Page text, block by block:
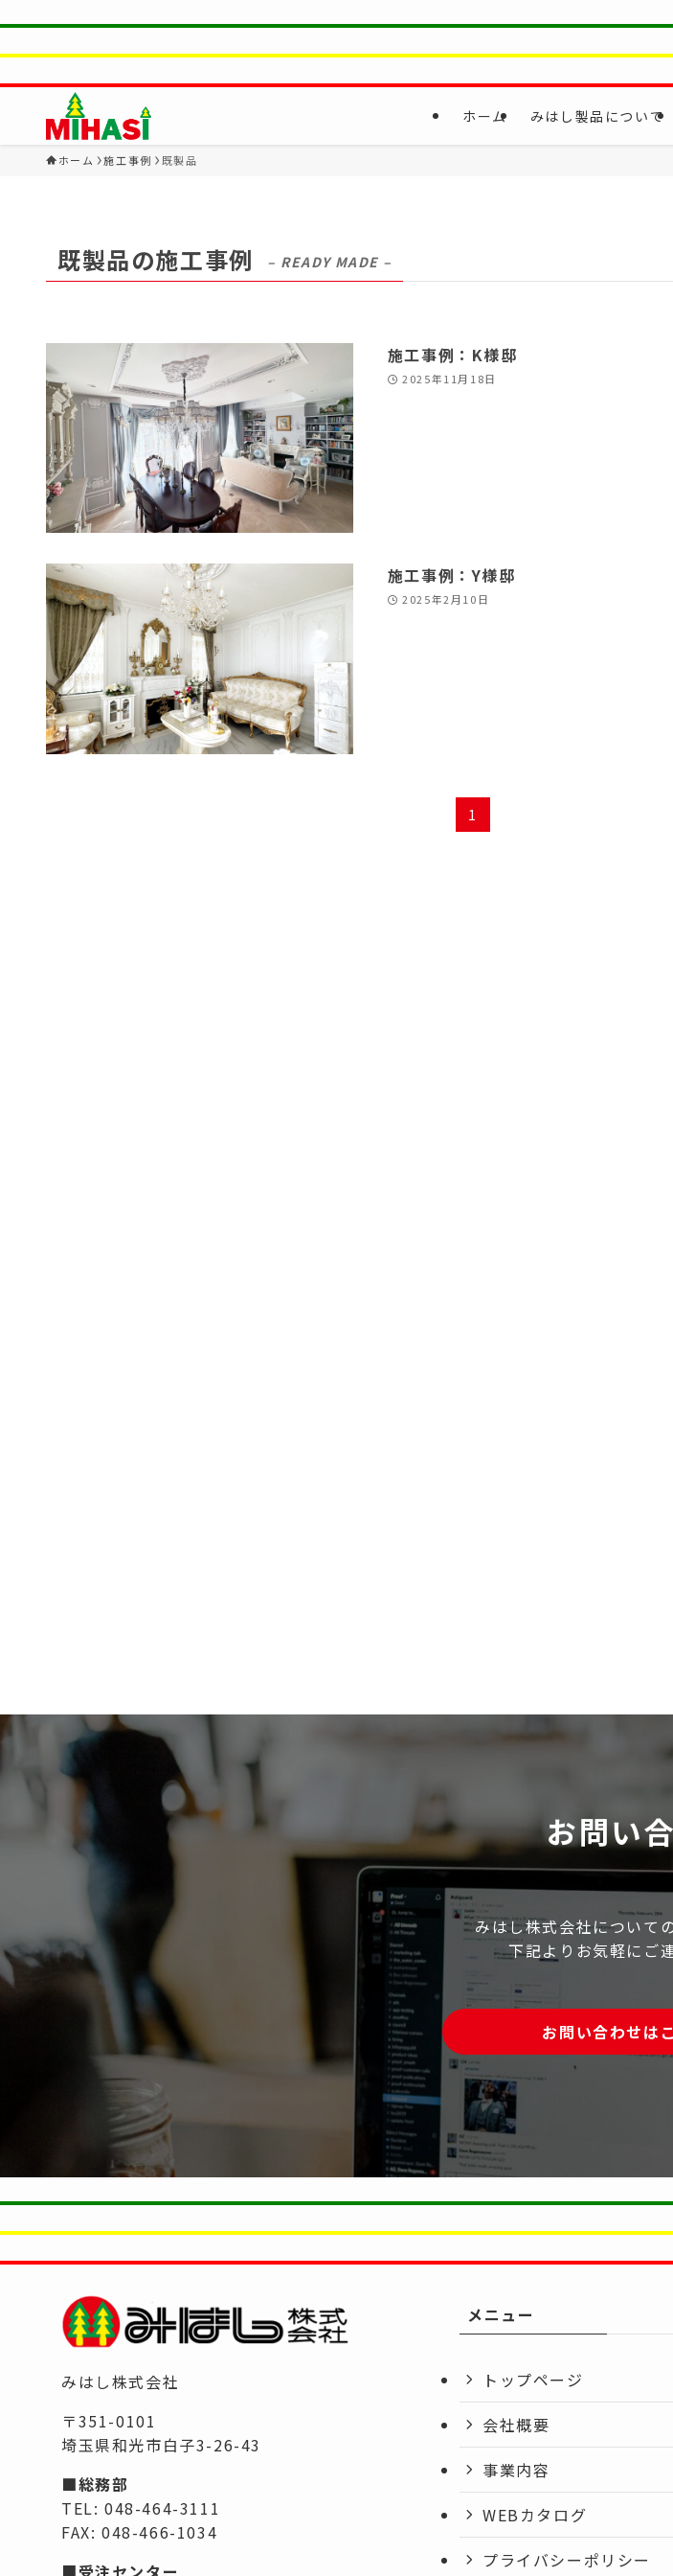
ホーム みはし製品について
ホーム 施工事例 既製品
既製品の施工事例 – READY MADE –
施工事例：K様邸
2025年11月18日
施工事例：Y様邸
2025年2月10日
1
お問い
みはし株式会社について
下記よりお気軽にご
お問い合わせは
みはし株式会社
〒351-0101
埼玉県和光市白子3-26-43
■総務部
TEL: 048-464-3111
FAX: 048-466-1034
■受注センター
メニュー
トップページ
会社概要
事業内容
WEBカタログ
プライバシーポリシー